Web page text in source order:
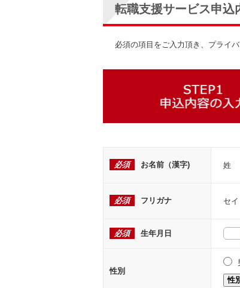
転職支援サービス申込
必須の項目をご入力頂き、プライ
必須 お名前（漢字) 姓
必須 フリガナ セイ
必須 生年月日
性別
性